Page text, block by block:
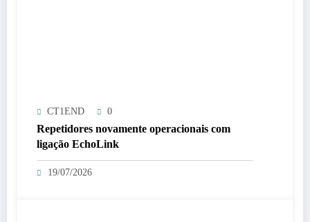
CT1END 0
Repetidores novamente operacionais com
ligação EchoLink
19/07/2026